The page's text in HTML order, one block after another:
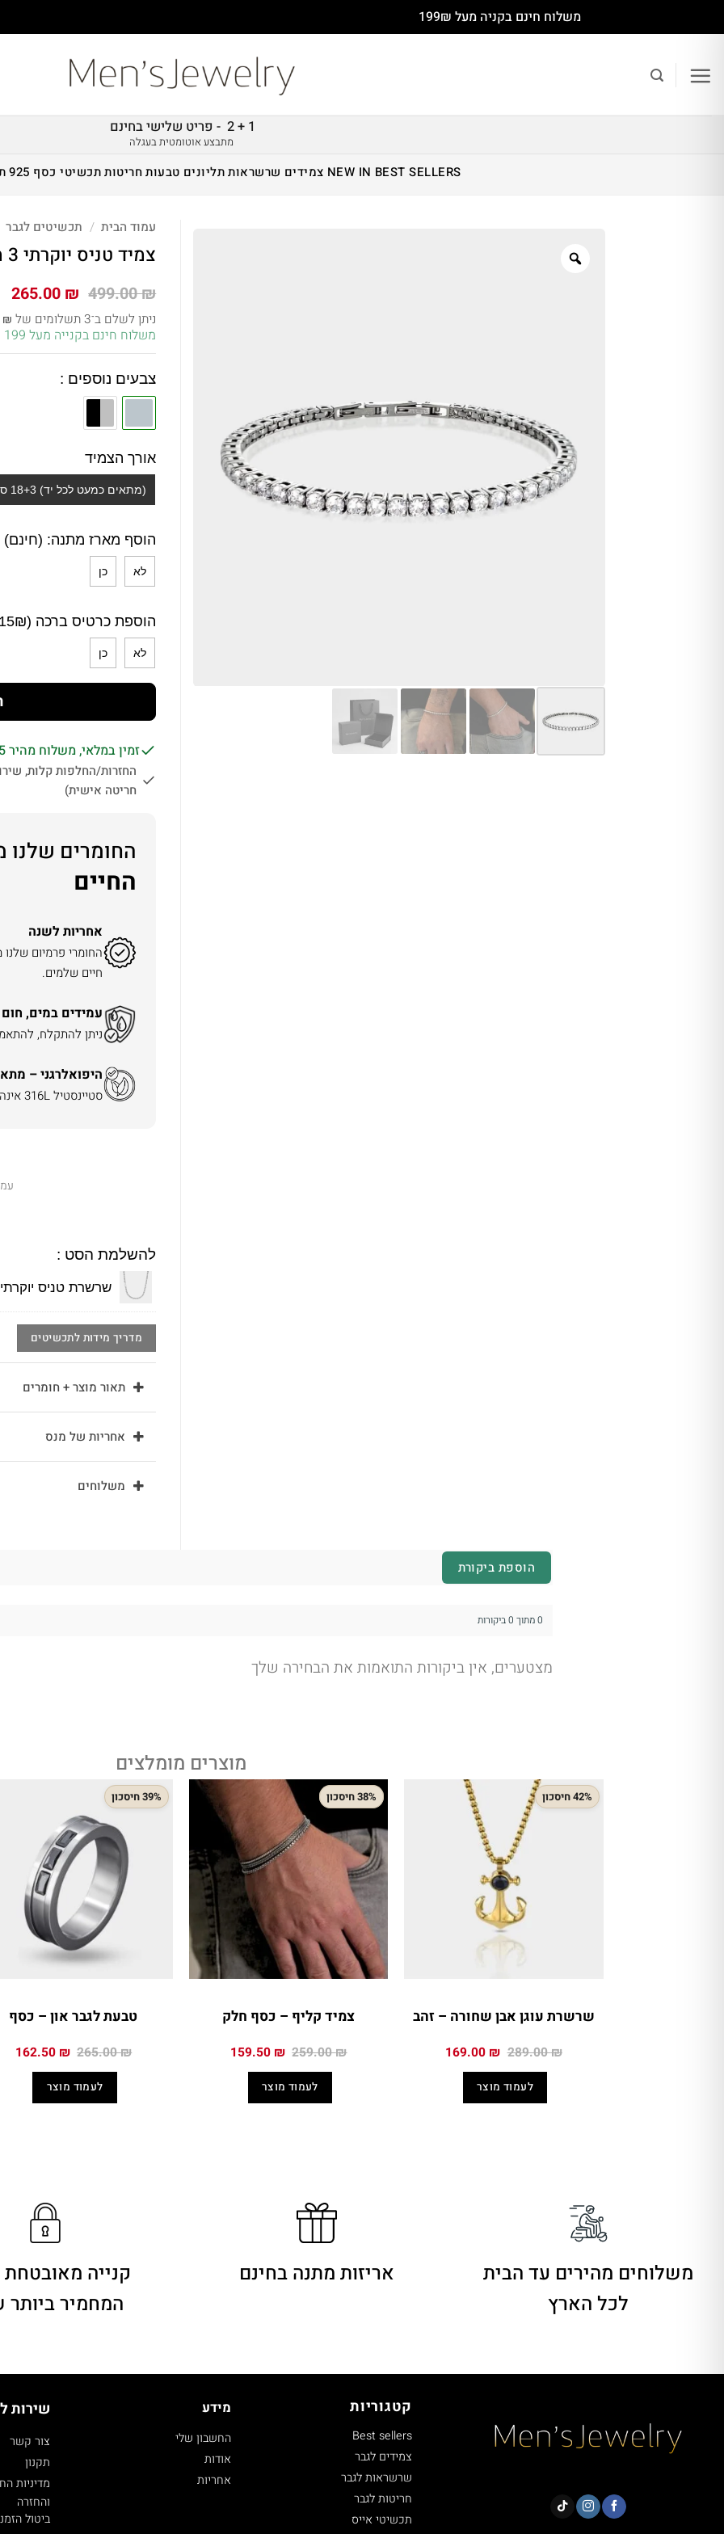
to
content
משלוח חינם בקניה מעל 199₪
1 + 2 - פריט שלישי בחינם
מתבצע אוטומטית בעגלה
BEST SELLERS
NEW IN צמידים שרשראותתליונים טבעותחריטותתכשיטי כסף 925
עמוד הבית / תכשיטים לגבר
צמיד טניס יוקרתי 3 מ"מ – כסף
499.00₪ המחיר
המקורי
היה:
499.00 ₪.
265.00 ₪
ניתן לשלם ב־3 תשלומים של ₪
משלוח חינם בקנייה מעל 199 ש״ח!
צבעים נוספים :
אורך הצמיד
(מתאים כמעט לכל יד) 18+3 ס"מ
הוסף מארז מתנה: (חינם)
לא כן
הוספת כרטיס ברכה (15₪)
לא כן
זמין במלאי, משלוח מהיר 1-5 ימי עסקים לכל הארץ.
החזרות/החלפות קלות,
חריטה אישית)
החומרים שלנו
החיים
אחריות לשנה
החומרי פרמיום
חיים שלמים.
עמידים במים, חום
ניתן להתקלח,
היפואלרגני –
סטיינסטיל 316L אינה משחירה ואינה מגרה את העור.
להשלמת הסט :
שרשרת טניס יוקרתית 3 מ"מ -
מדריך מידות לתכשיטים
תאור מוצר + חומרים
אחריות של מנס
משלוחים
הוספת ביקורת
0 מתוך 0 ביקורות
מצטערים, אין ביקורות התואמות את הבחירה שלך
מוצרים מומלצים
42% חיסכון
שרשרת עוגן אבן שחורה – זהב
289.00₪ המחיר
היה:
289.00 ₪.
169.00 ₪ המחיר
לעמוד מוצר
38% חיסכון
צמיד קליף – כסף חלק
259.00₪ המחיר
היה:
259.00 ₪.
159.50 ₪
לעמוד מוצר
39% חיסכון
טבעת לגבר און – כסף
265.00₪ המחיר
היה:
265.00 ₪.
162.50 ₪
לעמוד מוצר
משלוחים מהירים עד הבית
לכל הארץ
אריזות מתנה בחינם
קנייה
המחמיר
קטגוריות
Best sellers
צמידים לגבר
שרשראות לגבר
חריטות לגבר
תכשיטי אייס
מידע
החשבון שלי
אודות
אחריות
שירות
צור קשר
תקנון
מדיניות
והחזרה
ביטול